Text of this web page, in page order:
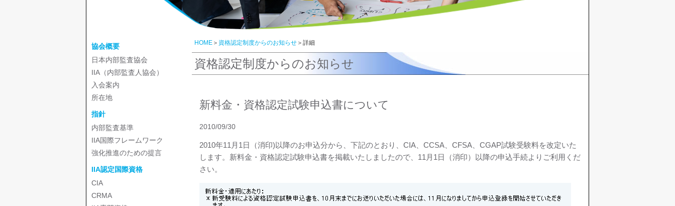
協会概要
日本内部監査協会
IIA（内部監査人協会）
入会案内
所在地
指針
内部監査基準
IIA国際フレームワーク
強化推進のための提言
IIA認定国際資格
CIA
CRMA
HOME ＞ 資格認定制度からのお知らせ ＞詳細
資格認定制度からのお知らせ
新料金・資格認定試験申込書について
2010/09/30
2010年11月1日（消印)以降のお申込分から、下記のとおり、CIA、CCSA、CFSA、CGAP試験受験料を改定いた
します。新料金・資格認定試験申込書を掲載いたしましたので、11月1日（消印）以降の申込手続よりご利用くだ
さい。